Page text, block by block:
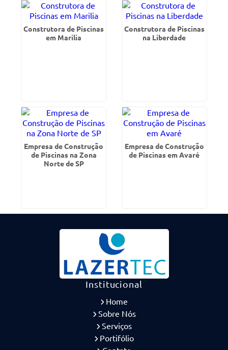
Construtora de Piscinas
em Marilia
Construtora de Piscinas
na Liberdade
Empresa de Construção
de Piscinas na Zona
Norte de SP
Empresa de Construção
de Piscinas em Avaré
Institucional
Home
Sobre Nós
Serviços
Portifólio